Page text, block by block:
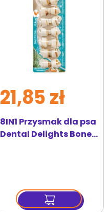
8IN1 Przysmak dla psa
Dental Delights Bones
21,85 zł